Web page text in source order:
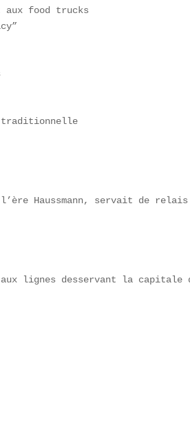
aux food trucks
traditionnelle
Haussmann, servait de
aux lignes desservant la